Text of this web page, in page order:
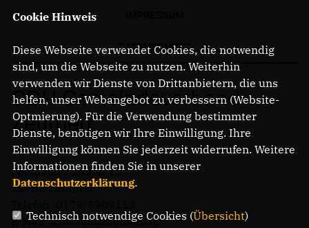
DATENSCHUTZ
CDU Gemeindeverband
Zeuthen
Potsdamer Straße 12
15738 Zeuthen
E-Mail: info@cduzeuthen.de
Cookie Hinweis
Diese Webseite verwendet Cookies, die notwendig
sind, um die Webseite zu nutzen. Weiterhin
verwenden wir Dienste von Drittanbietern, die uns
helfen, unser Webangebot zu verbessern (Website-
Optmierung). Für die Verwendung bestimmter
Dienste, benötigen wir Ihre Einwilligung. Ihre
Einwilligung können Sie jederzeit widerrufen. Weitere
Informationen finden Sie in unserer
Datenschutzerklärung.
Technisch notwendige Cookies (Übersicht)